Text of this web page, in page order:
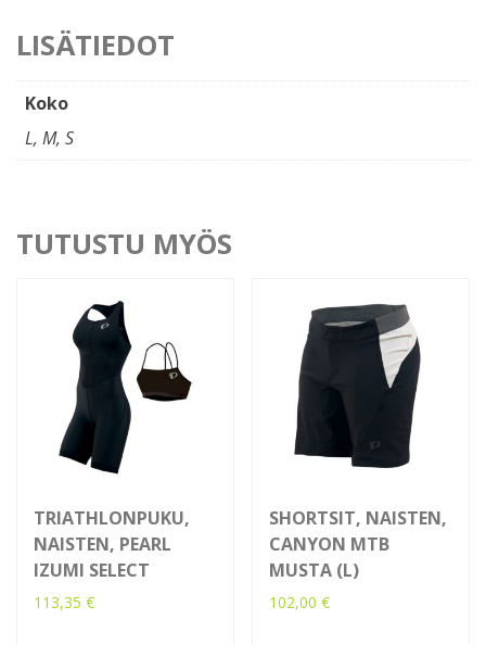
LISÄTIEDOT
Koko
L, M, S
TUTUSTU MYÖS
TRIATHLONPUKU,
NAISTEN, PEARL
IZUMI SELECT
113,35 €
SHORTSIT, NAISTEN,
CANYON MTB
MUSTA (L)
102,00€